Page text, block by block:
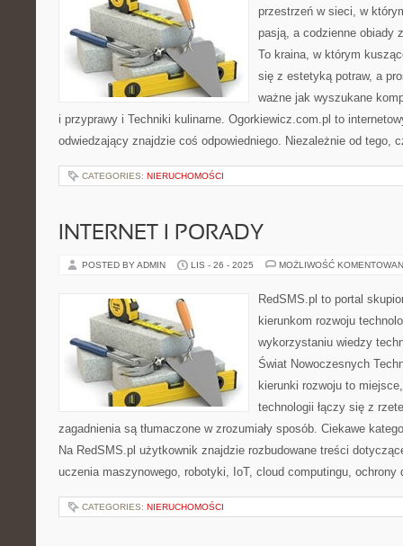
przestrzeń w sieci, w
pasją, a codzienne obiady
To kraina, w którym
się z estetyką potraw, a
ważne jak wyszukane
i przyprawy i Techniki kulinarne. Ogorkiewicz.com.pl to
odwiedzający znajdzie coś odpowiedniego. Niezależnie od tego,
CATEGORIES: NIERUCHOMOŚCI
INTERNET I PORADY
POSTED BY ADMIN LIS - 26 - 2025 MOŻLIWOŚĆ
RedSMS.pl to portal
kierunkom rozwoju
wykorzystaniu wiedzy
Świat Nowoczesnych
kierunki rozwoju to
technologii łączy się z
zagadnienia są tłumaczone w zrozumiały sposób. Ciekawe
Na RedSMS.pl użytkownik znajdzie rozbudowane treści
uczenia maszynowego, robotyki, IoT, cloud computingu,
CATEGORIES: NIERUCHOMOŚCI